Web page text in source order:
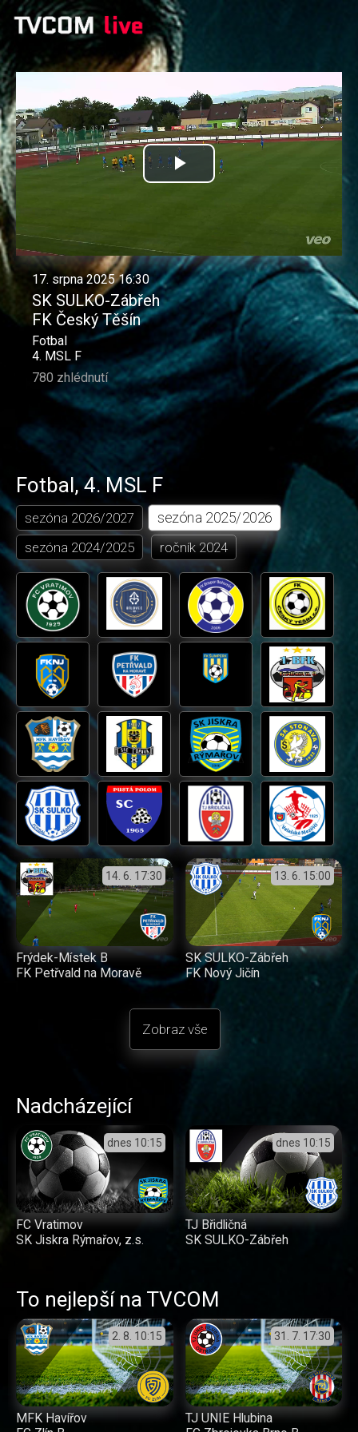
Přehrát
17. srpna 2025 16:30
SK SULKO-Zábřeh
FK Český Těšín
Fotbal
4. MSL F
780 zhlédnutí
Fotbal,4. MSL F
sezóna 2026/2027 sezóna 2025/2026
sezóna 2024/2025 ročník2024
14. 6. 17:30
Frýdek-Místek B
FK Petřvald na Moravě
13. 6. 15:00
SK SULKO-Zábřeh
FK Nový Jičín
Zobraz vše
Nadcházející
dnes 10:15
FC Vratimov
SK Jiskra Rýmařov, z.s.
dnes 10:15
TJ Břidličná
SK SULKO-Zábřeh
To nejlepší na TVCOM
2. 8. 10:15
MFK Havířov
31. 7. 17:30
TJ UNIE Hlubina